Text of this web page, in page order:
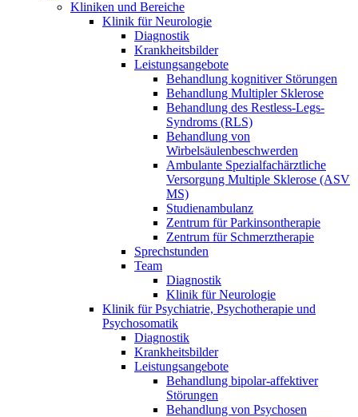
Kliniken und Bereiche
Klinik für Neurologie
Diagnostik
Krankheitsbilder
Leistungsangebote
Behandlung kognitiver Störungen
Behandlung Multipler Sklerose
Behandlung des Restless-Legs-
Syndroms (RLS)
Behandlung von
Wirbelsäulenbeschwerden
Ambulante Spezialfachärztliche
Versorgung Multiple Sklerose (ASV
MS)
Studienambulanz
Zentrum für Parkinsontherapie
Zentrum für Schmerztherapie
Sprechstunden
Team
Diagnostik
Klinik für Neurologie
Klinik für Psychiatrie, Psychotherapie und
Psychosomatik
Diagnostik
Krankheitsbilder
Leistungsangebote
Behandlung bipolar-affektiver
Störungen
Behandlung von Psychosen